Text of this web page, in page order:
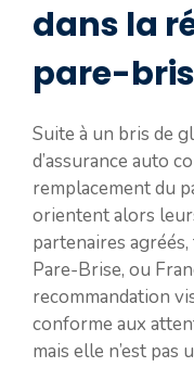
dans la
pare-
Suite à un bris de
d’assurance auto
remplacement du
orientent alors
partenaires
Pare-Brise, ou
recommandation
conforme aux
mais elle n’est pas